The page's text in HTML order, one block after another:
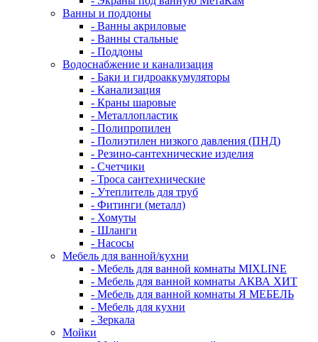
Ванны и поддоны
- Ванны акриловые
- Ванны стальные
- Поддоны
Водоснабжение и канализация
- Баки и гидроаккумуляторы
- Канализация
- Краны шаровые
- Металлопластик
- Полипропилен
- Полиэтилен низкого давления (ПНД)
- Резино-сантехнические изделия
- Счетчики
- Троса сантехнические
- Утеплитель для труб
- Фитинги (металл)
- Хомуты
- Шланги
- Насосы
Мебель для ванной/кухни
- Мебель для ванной комнаты MIXLINE
- Мебель для ванной комнаты АКВА ХИТ
- Мебель для ванной комнаты Я МЕБЕЛЬ
- Мебель для кухни
- Зеркала
Мойки